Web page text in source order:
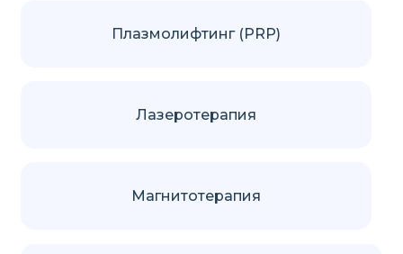
Плазмолифтинг (PRP)
Лазеротерапия
Магнитотерапия